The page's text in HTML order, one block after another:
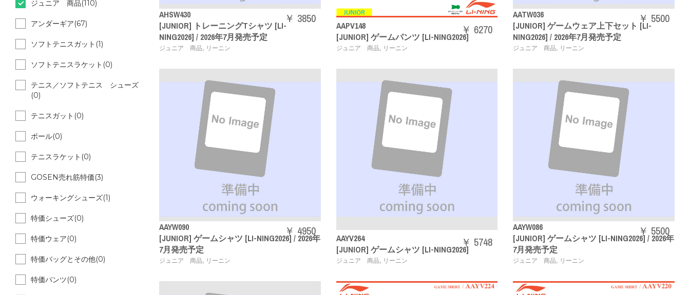
AHSW430
[JUNIOR] トレーニングTシャツ [LI-
NING2026] / 2026年7月発売予定
ジュニア 商品, リーニン
￥ 3850
AAPV148
[JUNIOR] ゲームパンツ [LI-NING2026]
ジュニア 商品, リーニン
￥ 6270
AATW036
[JUNIOR] ゲームウェア上下セット [LI-
NING2026] / 2026年7月発売予定
ジュニア 商品, リーニン
￥ 5500
AAYW090
[JUNIOR] ゲームシャツ [LI-NING2026] / 2026年
7月発売予定
ジュニア 商品, リーニン
￥ 4950
AAYV264
[JUNIOR] ゲームシャツ [LI-NING2026]
ジュニア 商品, リーニン
￥ 5748
AAYW086
[JUNIOR] ゲームシャツ [LI-NING2026] / 2026年
7月発売予定
ジュニア 商品, リーニン
￥ 5500
ジュニア 商品(110)
アンダーギア(67)
ソフトテニスガット(1)
ソフトテニスラケット(0)
テニス／ソフトテニス シューズ
(0)
テニスガット(0)
ボール(0)
テニスラケット(0)
GOSEN売れ筋特価(3)
ウォーキングシューズ(1)
特価シューズ(0)
特価ウェア(0)
特価バッグとその他(0)
特価パンツ(0)